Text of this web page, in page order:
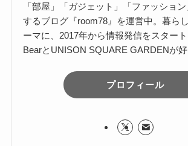
「部屋」「ガジェット」「ファッショ
するブログ『room78』を運営中。暮ら
ーマに、2017年から情報発信をスター
BearとUNISON SQUARE GARDENが好
プロフィール